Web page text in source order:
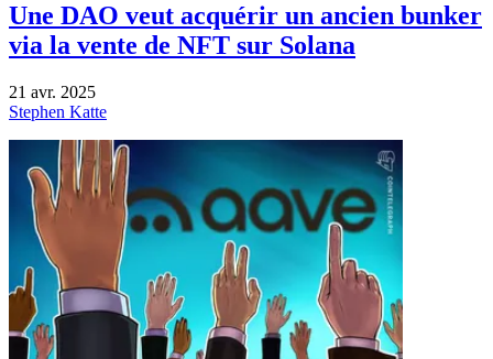
Une DAO veut acquérir un ancien bunker
via la vente de NFT sur Solana
21 avr. 2025
Stephen Katte